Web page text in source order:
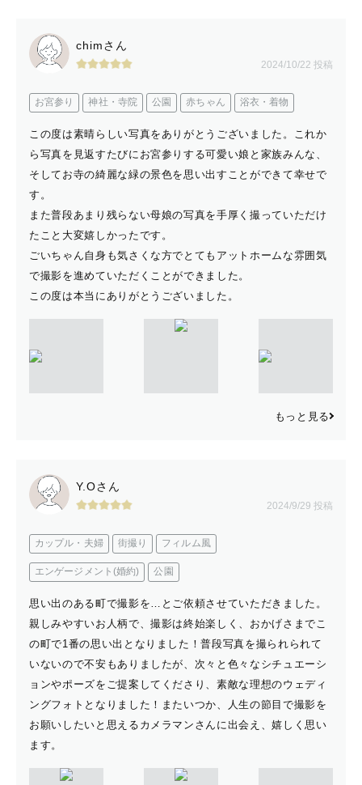
chimさん
2024/10/22 投稿
お宮参り 神社・寺院 公園 赤ちゃん 浴衣・着物
この度は素晴らしい写真をありがとうございました。これか
ら写真を見返すたびにお宮参りする可愛い娘と家族みんな、
そしてお寺の綺麗な緑の景色を思い出すことができて幸せで
す。
また普段あまり残らない母娘の写真を手厚く撮っていただけ
たこと大変嬉しかったです。
ごいちゃん自身も気さくな方でとてもアットホームな雰囲気
で撮影を進めていただくことができました。
この度は本当にありがとうございました。
もっと見る
Y.Oさん
2024/9/29 投稿
カップル・夫婦 街撮り フィルム風
エンゲージメント(婚約) 公園
思い出のある町で撮影を…とご依頼させていただきました。
親しみやすいお人柄で、撮影は終始楽しく、おかげさまでこ
の町で1番の思い出となりました！普段写真を撮られられて
いないので不安もありましたが、次々と色々なシチュエーシ
ョンやポーズをご提案してくださり、素敵な理想のウェディ
ングフォトとなりました！またいつか、人生の節目で撮影を
お願いしたいと思えるカメラマンさんに出会え、嬉しく思い
ます。